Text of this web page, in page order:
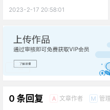
2023-2-17 20:58:01
广告
0 条回复 A 文章作者 M 管